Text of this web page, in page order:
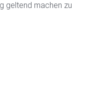
geltend machen zu